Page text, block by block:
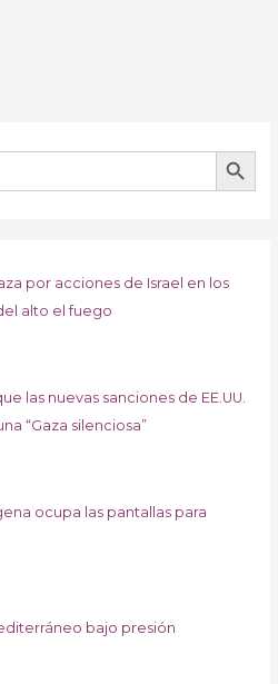
BOTÓN DE
por acciones de Israel en los
alto el fuego
las nuevas sanciones de EE.UU.
“Gaza silenciosa”
ocupa las pantallas para
bajo presión